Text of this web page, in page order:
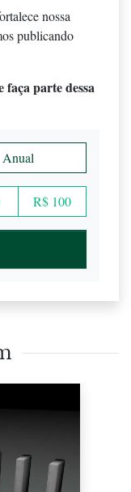
nossa
publicando
faça parte dessa
Anual
R$ 100